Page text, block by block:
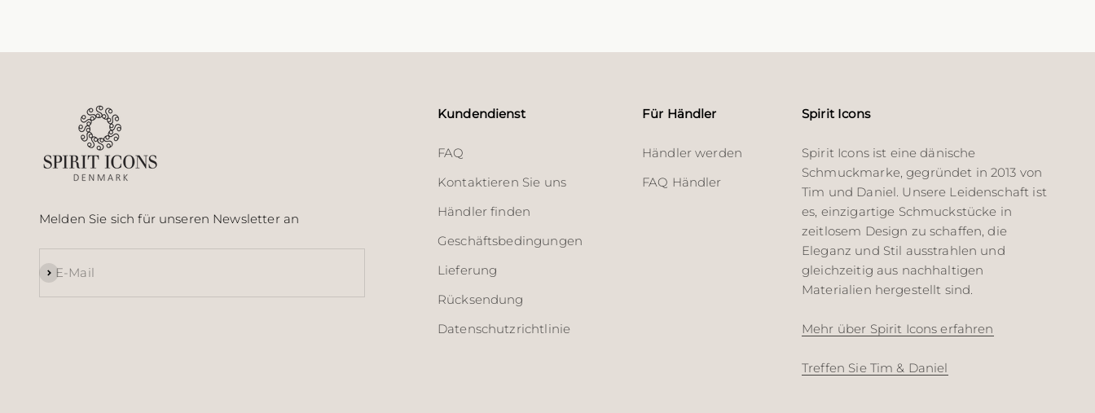
Melden Sie sich für unseren Newsletter an
E-Mail
Abonnieren
Kundendienst
FAQ
Kontaktieren Sie uns
Händler finden
Geschäftsbedingungen
Lieferung
Rücksendung
Datenschutzrichtlinie
Für Händler
Händler werden
FAQ Händler
Spirit Icons
Spirit Icons ist eine dänische
Schmuckmarke, gegründet in 2013 von
Tim und Daniel. Unsere Leidenschaft ist
es, einzigartige Schmuckstücke in
zeitlosem Design zu schaffen, die
Eleganz und Stil ausstrahlen und
gleichzeitig aus nachhaltigen
Materialien hergestellt sind.
Mehr über Spirit Icons erfahren
Treffen Sie Tim & Daniel